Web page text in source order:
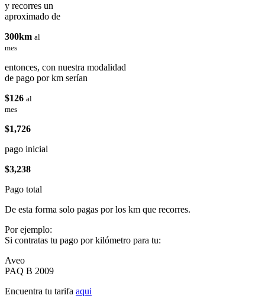
y recorres un
aproximado de
300km al
mes
entonces, con nuestra modalidad
de pago por km serían
$126 al
mes
$1,726
pago inicial
$3,238
Pago total
De esta forma solo pagas por los km que recorres.
Por ejemplo:
Si contratas tu pago por kilómetro para tu:
Aveo
PAQ B 2009
Encuentra tu tarifa aqui